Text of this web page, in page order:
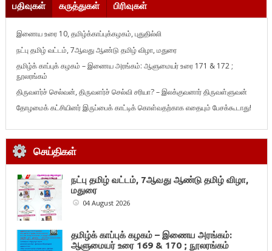
பதிவுகள் கருத்துகள் பிரிவுகள்
இணைய உரை 10, தமிழ்க்காப்புக்கழகம், புதுதில்லி
நட்பு தமிழ் வட்டம், 7ஆவது ஆண்டு தமிழ் விழா, மதுரை
தமிழ்க் காப்புக் கழகம் – இணைய அரங்கம்: ஆளுமையர் உரை 171 & 172 ;
நூலரங்கம்
திருவளர்ச் செல்வன், திருவளர்ச் செல்வி சரியா? – இலக்குவனார் திருவள்ளுவன்
தோழமைக் கட்சியினர் இருப்பைக் காட்டிக் கொள்வதற்காக எதையும் பேசக்கூடாது!
செய்திகள்
நட்பு தமிழ் வட்டம், 7ஆவது ஆண்டு தமிழ் விழா,
மதுரை
04 August 2026
தமிழ்க் காப்புக் கழகம் – இணைய அரங்கம்:
ஆளுமையர் உரை 169 & 170 ; நூலரங்கம்